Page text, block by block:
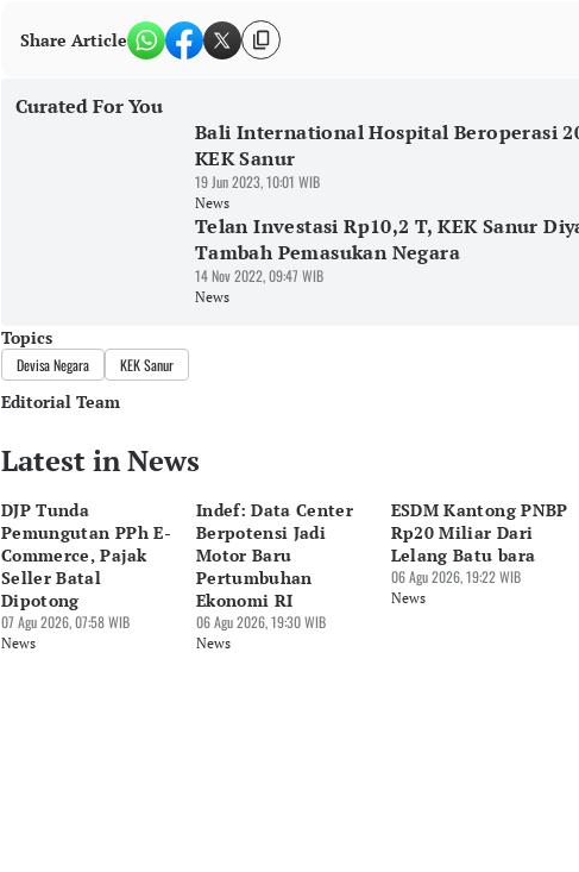
Share Article
Curated For You
Bali International Hospital Beroperasi
KEK Sanur
19 Jun 2023, 10:01 WIB
News
Telan Investasi Rp10,2 T, KEK Sanur
Tambah Pemasukan Negara
14 Nov 2022, 09:47 WIB
News
Topics
Devisa Negara KEK Sanur
Editorial Team
Editor
Bayu Satito
Editor
Ekarina .
Latest in News
DJP Tunda
Pemungutan PPh E-
Commerce, Pajak
Seller Batal
Dipotong
07 Agu 2026, 07:58 WIB
News
Indef: Data Center
Berpotensi Jadi
Motor Baru
Pertumbuhan
Ekonomi RI
06 Agu 2026, 19:30 WIB
News
ESDM Kantong PNBP
Rp20 Miliar Dari
Lelang Batu bara
06 Agu 2026, 19:22 WIB
News